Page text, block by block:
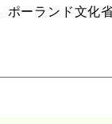
ーランド文化